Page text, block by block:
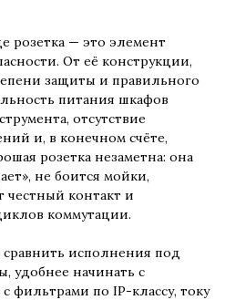
розетка — это элемент
От её конструкции,
защиты и правильного
питания шкафов
отсутствие
и, в конечном счёте,
розетка незаметна: она
не боится мойки,
честный контакт и
коммутации.
сравнить исполнения под
удобнее начинать с
фильтрами по IP-классу, току